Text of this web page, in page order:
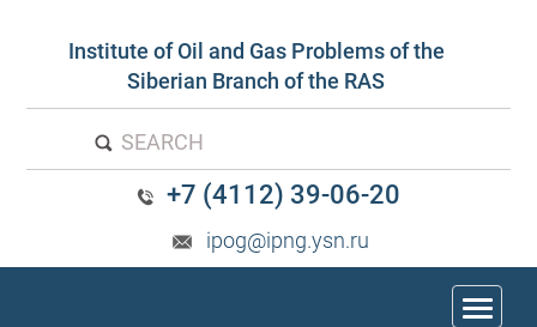
Institute of Oil and Gas Problems of the
Siberian Branch of the RAS
SEARCH
+7 (4112) 39-06-20
ipog@ipng.ysn.ru
trk